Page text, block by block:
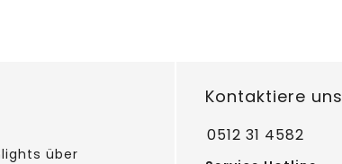
über
Kontaktiere uns
0512 31 4582